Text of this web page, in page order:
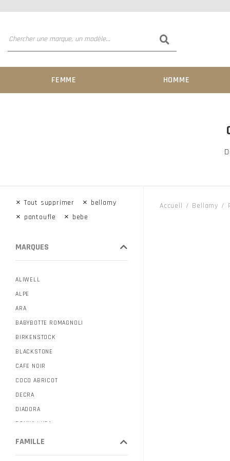
FEMME HOMME
× Tout supprimer × bellamy
× pantoufle × bebe
MARQUES
ALIWELL
ALPE
ARA
BABYBOTTE ROMAGNOLI
BIRKENSTOCK
BLACKSTONE
CAFE NOIR
COCO ABRICOT
DECRA
DIADORA
DONNA LUCA
DORKING
FAMILLE
Accueil Bellamy